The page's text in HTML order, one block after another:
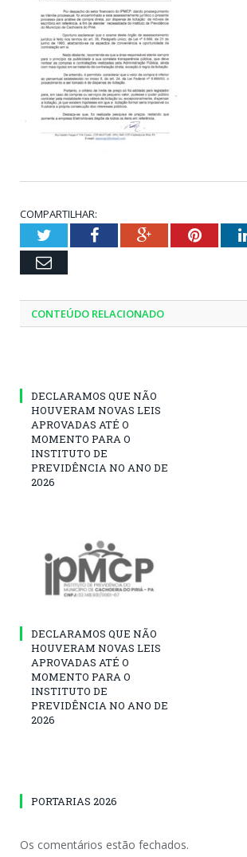
COMPARTILHAR:
TwitterFacebookGoogle+
Email
CONTEÚDO RELACIONADO
DECLARAMOS QUE NÃO
HOUVERAM NOVAS LEIS
APROVADAS ATÉ O
MOMENTO PARA O
INSTITUTO DE
PREVIDÊNCIA NO ANO DE
2026
DECLARAMOS QUE NÃO
HOUVERAM NOVAS LEIS
APROVADAS ATÉ O
MOMENTO PARA O
INSTITUTO DE
PREVIDÊNCIA NO ANO DE
2026
PORTARIAS 2026
Os comentários estão fechados.